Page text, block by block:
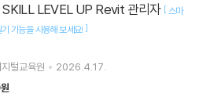
SKILL LEVEL UP Revit 관리자 [스마
기능을 사용해 보세요!]
털교육원
2026.4.17.
원